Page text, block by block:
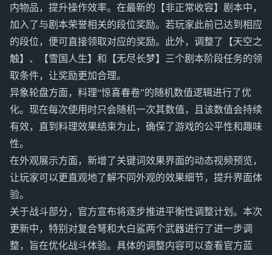
内物品，提升操作效率。在最新的【非正常收容】剧本中，
加入了与剧本荣誉相关的段位奖励。若玩家此前已达到相应
的段位，便可直接领取对应的奖励。此外，调整了【天空之
触】、【雪国人生】和【无尽长梦】三个剧本阶段任务的领
取条件，让奖励更加合理。
异象轮盘方面，料理“惊喜春卷”的随机数值逻辑进行了优
化。现在每次使用时只会随机一次其数值，且该数值会持续
有效，直到料理效果结束为止，确保了游戏的公平性和趣味
性。
在外观展示方面，新增了关键词效果界面的动态视频预览，
让玩家可以更直观地了解不同外观的效果细节，提升界面体
验。
关于战斗部分，官方宣布将逐步推进平衡性调整计划。本次
更新中，特别对复合弩和大白鲨两个武器进行了进一步调
整，旨在优化战斗体验。具体的调整内容可以查看官方蓝